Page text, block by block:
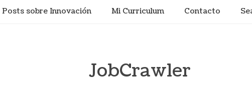
Posts sobre Innovación Mi Curriculum Contacto
JobCrawler